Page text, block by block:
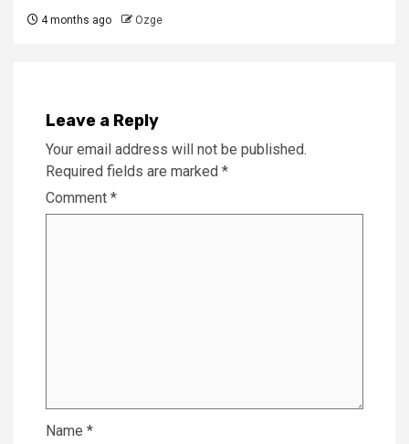
4 months ago Ozge
Leave a Reply
Your email address will not be published.
Required fields are marked *
Comment *
Name *